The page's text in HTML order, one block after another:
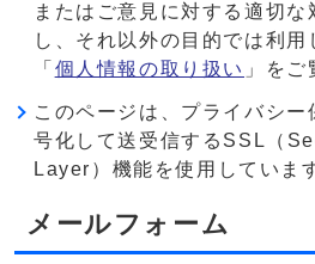
またはご意見に対する適切な
し、それ以外の目的では利
「 個人情報の取り扱い 」をご
このページは、プライバシ
号化して送受信するSSL（
Layer）機能を使用していま
メールフォーム